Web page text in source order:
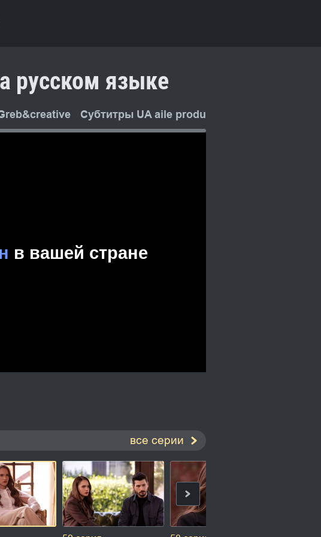
русском языке
Субтитры UA aile production
все серии